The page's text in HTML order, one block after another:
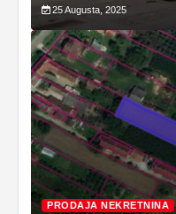
25 Augusta, 2025
PRODAJA NEKRETNINA